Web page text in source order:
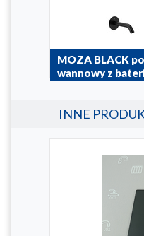
MOZA BLACK
wannowy z
5039-401-81
INNE